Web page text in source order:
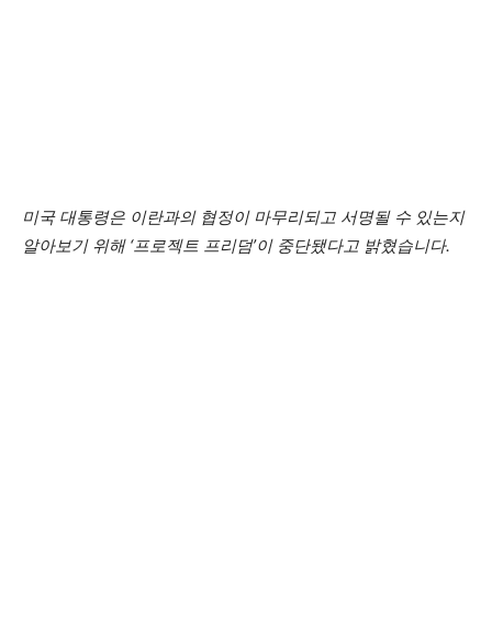
미국 대통령은 이란과의 협정이 마무리되고 서명될 수 있는지
알아보기 위해 ‘프로젝트 프리덤’이 중단됐다고 밝혔습니다.